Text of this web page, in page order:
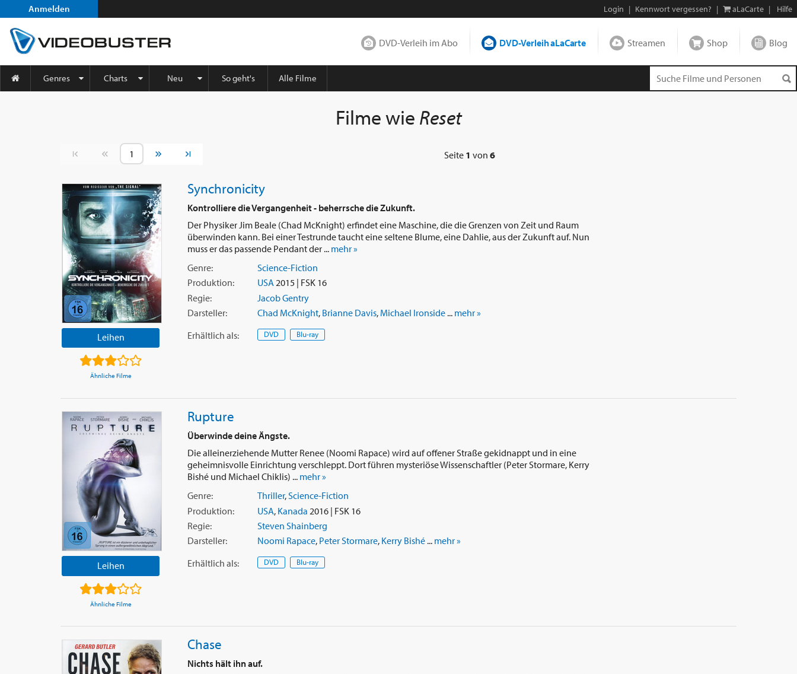
Anmelden Login | Kennwort vergessen? | aLaCarte | Hilfe
DVD-Verleih im Abo DVD-Verleih aLaCarte Streamen Shop Blog
Genres Charts Neu So geht's Alle Filme
Filme wie Reset
Vorherige Seite Nächste Seite Seite 1 von 6
Leihen
Ähnliche Filme
Synchronicity
Kontrolliere die Vergangenheit - beherrsche die Zukunft.
Der Physiker Jim Beale (Chad McKnight) erfindet eine Maschine, die die Grenzen von Zeit und Raum
überwinden kann. Bei einer Testrunde taucht eine seltene Blume, eine Dahlie, aus der Zukunft auf. Nun
muss er das passende Pendant der ... mehr »
Genre:
Science-Fiction
Produktion:
USA2015 | FSK 16
Regie:
Jacob Gentry
Darsteller:
Chad McKnight, Brianne Davis, Michael Ironside... mehr »
Erhältlich als: DVD Blu-ray
Leihen
Ähnliche Filme
Rupture
Überwinde deine Ängste.
Die alleinerziehende Mutter Renee (Noomi Rapace) wird auf offener Straße gekidnappt und in eine
geheimnisvolle Einrichtung verschleppt. Dort führen mysteriöse Wissenschaftler (Peter Stormare, Kerry
Bishé und Michael Chiklis) ... mehr »
Genre:
Thriller,Science-Fiction
Produktion:
USA, Kanada 2016 | FSK 16
Regie:
Steven Shainberg
Darsteller:
Noomi Rapace, Peter Stormare, Kerry Bishé... mehr »
Erhältlich als: DVD Blu-ray
Chase
Nichts hält ihn auf.